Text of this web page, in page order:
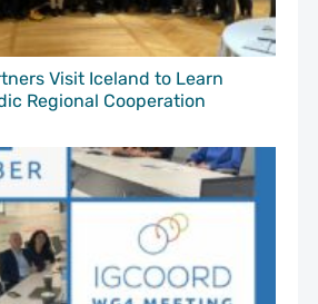
Visit Iceland to Learn
Regional Cooperation